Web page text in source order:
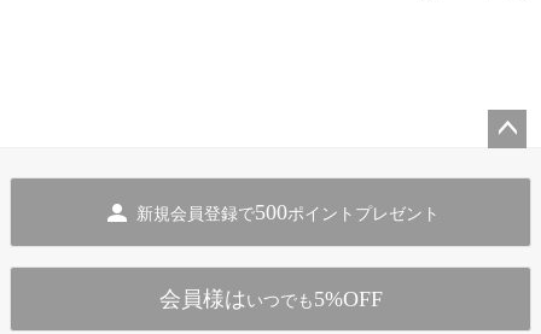
新規会員登録で500ポイントプレゼント
会員様は いつでも 5%OFF